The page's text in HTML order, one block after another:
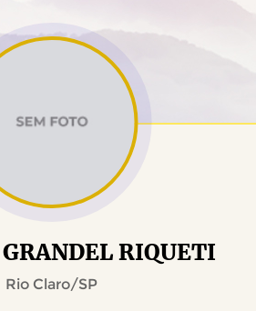
MENSAGENS
RIQUETI
Rio Claro/SP